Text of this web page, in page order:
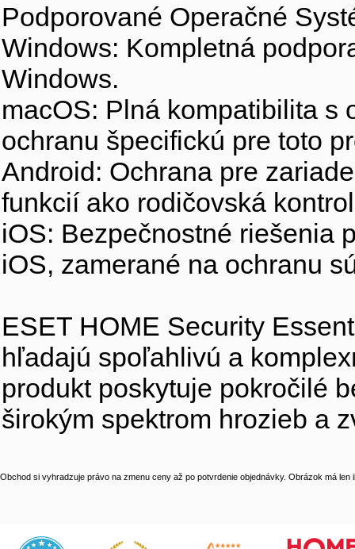
Podporované Operačné
Windows: Kompletná
Windows.
macOS: Plná kompatibilita s
ochranu špecifickú pre toto
Android: Ochrana pre
funkcií ako rodičovská
iOS: Bezpečnostné riešenia
iOS, zamerané na ochranu
ESET HOME Security
hľadajú spoľahlivú a
produkt poskytuje pokročilé
širokým spektrom hrozieb a
Obchod si vyhradzuje právo na zmenu ceny až po potvrdenie objednávky. Obrázok má len